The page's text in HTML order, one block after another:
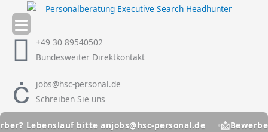
Inhalt
springen +49 30 89540502
Bundesweiter Direktkontakt
jobs@hsc-personal.de
Schreiben Sie uns
Lebenslauf bitte anjobs@hsc-personal.de Bewerber?